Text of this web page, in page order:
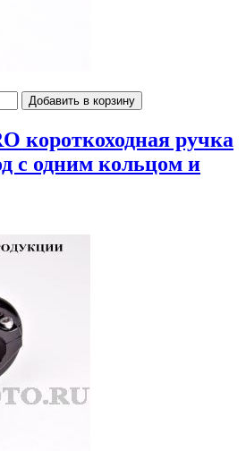
короткоходная ручка
с одним кольцом и